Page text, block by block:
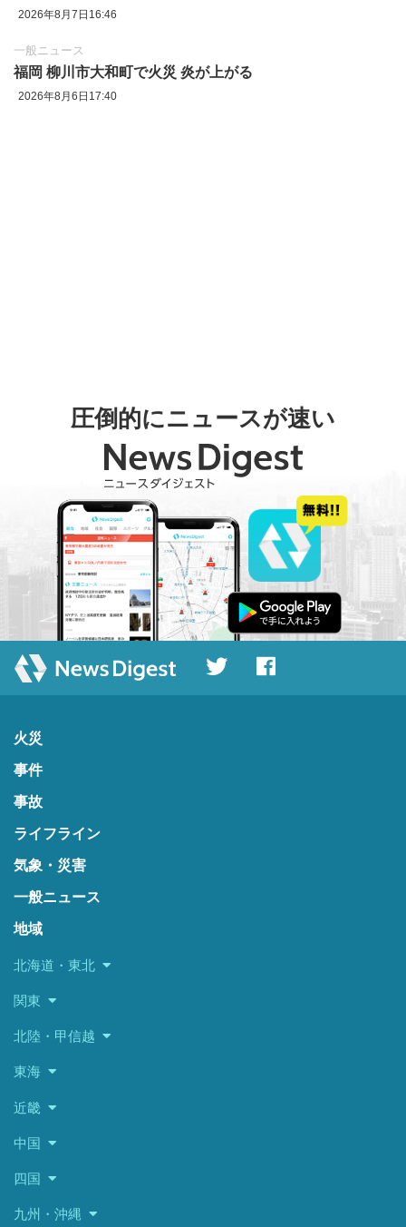
2026年8月7日16:46
一般ニュース
福岡 柳川市大和町で火災 炎が上がる
2026年8月6日17:40
圧倒的にニュースが速い
火災
事件
事故
ライフライン
気象・災害
一般ニュース
地域
北海道・東北
関東
北陸・甲信越
東海
近畿
中国
四国
九州・沖縄